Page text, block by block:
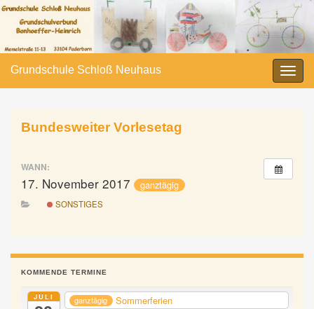
Grundschule Schloß Neuhaus
Bundesweiter Vorlesetag
WANN:
17. November 2017 ganztägig
SONSTIGES
KOMMENDE TERMINE
JULI ganztägig Sommerferien